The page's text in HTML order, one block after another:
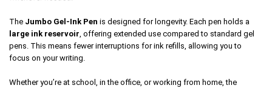
The Jumbo Gel-Ink Pen is designed for longevity. Each pen holds a
large ink reservoir, offering extended use compared to standard gel
pens. This means fewer interruptions for ink refills, allowing you to
focus on your writing.
Whether you’re at school, in the office, or working from home, the